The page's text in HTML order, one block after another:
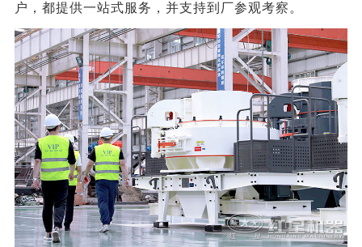
户，都提供一站式服务，并支持到厂参观考察。